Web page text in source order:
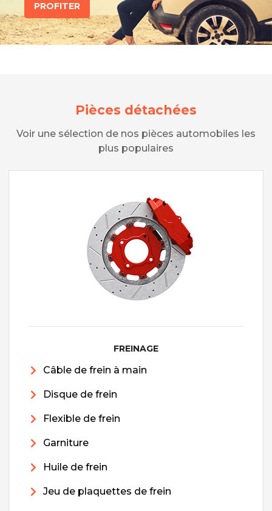
PROFITER
Pièces détachées
Voir une sélection de nos pièces automobiles les
plus populaires
FREINAGE
Câble de frein à main
Disque de frein
Flexible de frein
Garniture
Huile de frein
Jeu de plaquettes de frein